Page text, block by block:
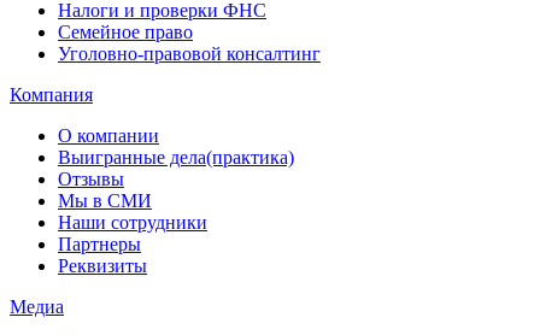
Налоги и проверки ФНС
Семейное право
Уголовно-правовой консалтинг
Компания
О компании
Выигранные дела(практика)
Отзывы
Мы в СМИ
Наши сотрудники
Партнеры
Реквизиты
Медиа